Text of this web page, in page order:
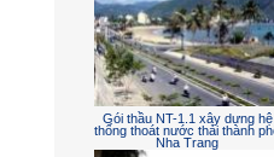
Gói thầu NT-1.1 xây dựng hệ
thống thoát nước thải thành phố